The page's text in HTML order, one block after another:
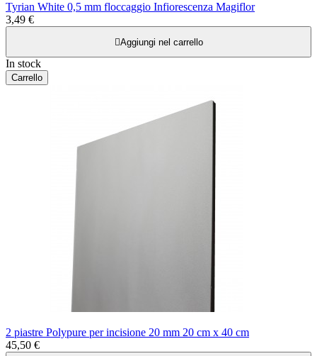
Tyrian White 0,5 mm floccaggio Infiorescenza Magiflor
3,49 €
Aggiungi nel carrello
In stock
Carrello
2 piastre Polypure per incisione 20 mm 20 cm x 40 cm
45,50 €